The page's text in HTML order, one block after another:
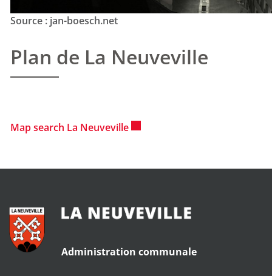
Source : jan-boesch.net
Plan de La Neuveville
Map search La NeuvevilleCe lien externe va ouvrir une
Administration communale